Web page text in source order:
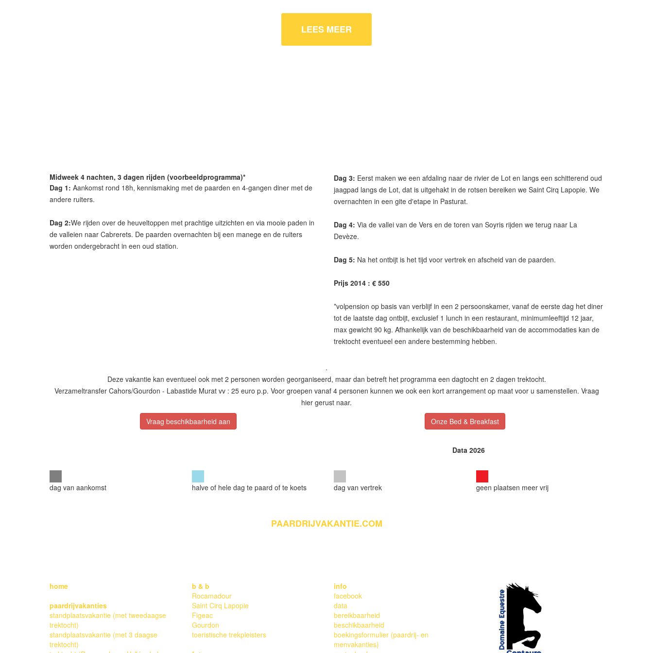
LEES MEER
Midweek 4 nachten, 3 dagen rijden (voorbeeldprogramma)*
Dag 1: Aankomst rond 18h, kennismaking met de paarden en 4-gangen diner met de
andere ruiters.
Dag 2:We rijden over de heuveltoppen met prachtige uitzichten en via mooie paden in
de valleien naar Cabrerets. De paarden overnachten bij een manege en de ruiters
worden ondergebracht in een oud station.
Dag 3: Eerst maken we een afdaling naar de rivier de Lot en langs een schitterend oud
jaagpad langs de Lot, dat is uitgehakt in de rotsen bereiken we Saint Cirq Lapopie. We
overnachten in een gite d'etape in Pasturat.
Dag 4: Via de vallei van de Vers en de toren van Soyris rijden we terug naar La
Devèze.
Dag 5: Na het ontbijt is het tijd voor vertrek en afscheid van de paarden.
Prijs 2014 : € 550
*volpension op basis van verblijf in een 2 persoonskamer, vanaf de eerste dag het diner
tot de laatste dag ontbijt, exclusief 1 lunch in een restaurant, minimumleeftijd 12 jaar,
max gewicht 90 kg. Afhankelijk van de beschikbaarheid van de accommodaties kan de
trektocht eventueel een andere bestemming hebben.
.
Deze vakantie kan eventueel ook met 2 personen worden georganiseerd, maar dan betreft het programma een dagtocht en 2 dagen trektocht.
Verzameltransfer Cahors/Gourdon - Labastide Murat vv : 25 euro p.p. Voor groepen vanaf 4 personen kunnen we ook een kort arrangement op maat voor u samenstellen. Vraag
hier gerust naar.
Vraag beschikbaarheid aan
Onze Bed & Breakfast
Data 2026
dag van aankomst halve of hele dag te paard of te koets dag van vertrek geen plaatsen meer vrij
PAARDRIJVAKANTIE.COM
home
paardrijvakanties
standplaatsvakantie (met tweedaagse
trektocht)
standplaatsvakantie (met 3 daagse
trektocht)
b & b
Rocamadour
Saint Cirq Lapopie
Figeac
Gourdon
toeristische trekpleisters
info
facebook
data
bereikbaarheid
beschikbaarheid
boekingsformulier (paardrij- en
menvakanties)